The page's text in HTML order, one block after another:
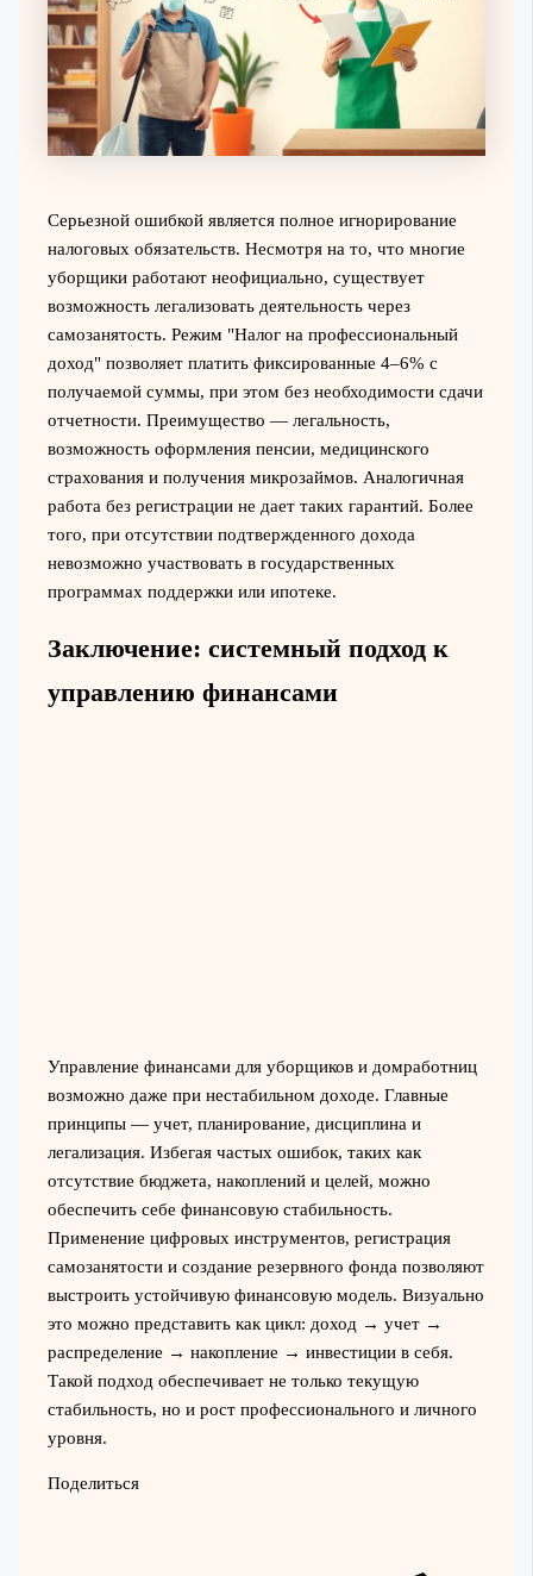
Серьезной ошибкой является полное игнорирование
налоговых обязательств. Несмотря на то, что многие
уборщики работают неофициально, существует
возможность легализовать деятельность через
самозанятость. Режим "Налог на профессиональный
доход" позволяет платить фиксированные 4–6% с
получаемой суммы, при этом без необходимости сдачи
отчетности. Преимущество — легальность,
возможность оформления пенсии, медицинского
страхования и получения микрозаймов. Аналогичная
работа без регистрации не дает таких гарантий. Более
того, при отсутствии подтвержденного дохода
невозможно участвовать в государственных
программах поддержки или ипотеке.
Заключение: системный подход к
управлению финансами
Управление финансами для уборщиков и домработниц
возможно даже при нестабильном доходе. Главные
принципы — учет, планирование, дисциплина и
легализация. Избегая частых ошибок, таких как
отсутствие бюджета, накоплений и целей, можно
обеспечить себе финансовую стабильность.
Применение цифровых инструментов, регистрация
самозанятости и создание резервного фонда позволяют
выстроить устойчивую финансовую модель. Визуально
это можно представить как цикл: доход → учет →
распределение → накопление → инвестиции в себя.
Такой подход обеспечивает не только текущую
стабильность, но и рост профессионального и личного
уровня.
Поделиться